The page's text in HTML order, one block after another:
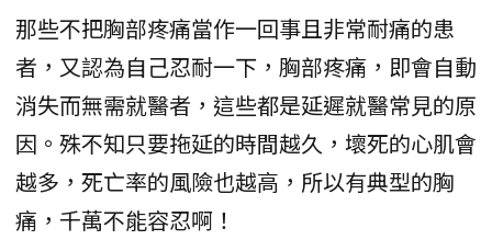
那些不把胸部疼痛當作一回事且非常耐痛的患
者，又認為自己忍耐一下，胸部疼痛，即會自動
消失而無需就醫者，這些都是延遲就醫常見的原
因。殊不知只要拖延的時間越久，壞死的心肌會
越多，死亡率的風險也越高，所以有典型的胸
痛，千萬不能容忍啊！